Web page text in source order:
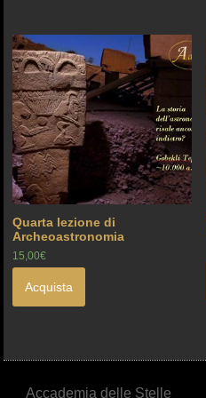
Quarta lezione di
Archeoastronomia
15,00€
Acquista
Accademia delle Stelle